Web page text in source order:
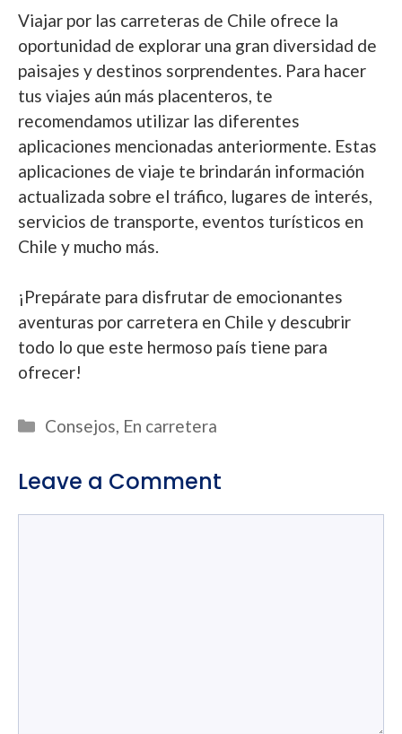
Viajar por las carreteras de Chile ofrece la
oportunidad de explorar una gran diversidad de
paisajes y destinos sorprendentes. Para hacer
tus viajes aún más placenteros, te
recomendamos utilizar las diferentes
aplicaciones mencionadas anteriormente. Estas
aplicaciones de viaje te brindarán información
actualizada sobre el tráfico, lugares de interés,
servicios de transporte, eventos turísticos en
Chile y mucho más.
¡Prepárate para disfrutar de emocionantes
aventuras por carretera en Chile y descubrir
todo lo que este hermoso país tiene para
ofrecer!
Categories
Consejos, En carretera
Leave a Comment